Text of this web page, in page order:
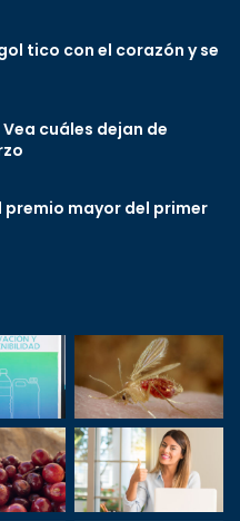
tico con el corazón y se
cuáles dejan de
premio mayor del primer